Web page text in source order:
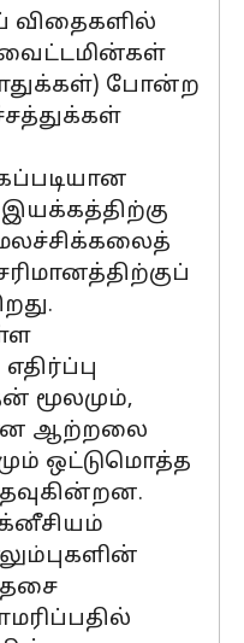
விதைகளில்
வைட்டமின்கள்
போன்ற
மூலமும்,
ஆற்றலை
ஒட்டுமொத்த